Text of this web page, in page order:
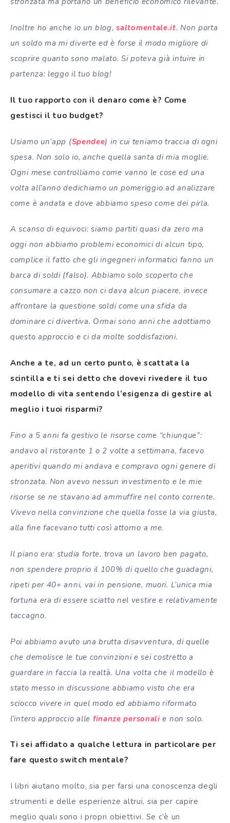
Inoltre ho anche io un blog,saltomentale.it. Non porta
un soldo ma mi diverte ed è forse il modo migliore di
scoprire quanto sono malato. Si poteva già intuire in
partenza: leggo il tuo blog!
Il tuo rapporto con il denaro come è? Come
gestisci il tuo budget?
Usiamo un’app (Spendee) in cui teniamo traccia di ogni
spesa. Non solo io, anche quella santa di mia moglie.
Ogni mese controlliamo come vanno le cose ed una
volta all’anno dedichiamo un pomeriggio ad analizzare
come è andata e dove abbiamo speso come dei pirla.
A scanso di equivoci: siamo partiti quasi da zero ma
oggi non abbiamo problemi economici di alcun tipo,
complice il fatto che gli ingegneri informatici fanno un
barca di soldi (falso). Abbiamo solo scoperto che
consumare a cazzo non ci dava alcun piacere, invece
affrontare la questione soldi come una sfida da
dominare ci divertiva. Ormai sono anni che adottiamo
questo approccio e ci da molte soddisfazioni.
Anche a te, ad un certo punto, è scattata la
scintilla e ti sei detto che dovevi rivedere il tuo
modello di vita sentendo l’esigenza di gestire al
meglio i tuoi risparmi?
Fino a 5 anni fa gestivo le risorse come “chiunque”:
andavo al ristorante 1 o 2 volte a settimana, facevo
aperitivi quando mi andava e compravo ogni genere di
stronzata. Non avevo nessun investimento e le mie
risorse se ne stavano ad ammuffire nel conto corrente.
Vivevo nella convinzione che quella fosse la via giusta,
alla fine facevano tutti così attorno a me.
Il piano era: studia forte, trova un lavoro ben pagato,
non spendere proprio il 100% di quello che guadagni,
ripeti per 40+ anni, vai in pensione, muori. L’unica mia
fortuna era di essere sciatto nel vestire e relativamente
taccagno.
Poi abbiamo avuto una brutta disavventura, di quelle
che demolisce le tue convinzioni e sei costretto a
guardare in faccia la realtà. Una volta che il modello è
stato messo in discussione abbiamo visto che era
sciocco vivere in quel modo ed abbiamo riformato
l’intero approccio alle finanze personali e non solo.
Ti sei affidato a qualche lettura in particolare per
fare questo switch mentale?
I libri aiutano molto, sia per farsi una conoscenza degli
strumenti e delle esperienze altrui, sia per capire
meglio quali sono i propri obiettivi. Se c’è un